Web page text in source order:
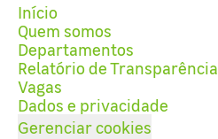
Início
Quem somos
Departamentos
Relatório de
Vagas
Dados e privacidade
Gerenciar cookies